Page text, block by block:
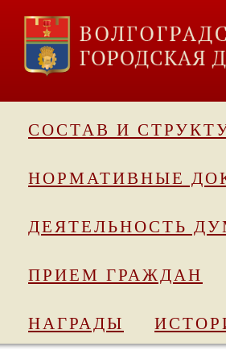
СОСТАВ И
НОРМАТИВНЫЕ
ДЕЯТЕЛЬНОСТЬ
ПРИЕМ ГРАЖДАН
НАГРАДЫ